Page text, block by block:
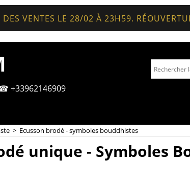
DES VENTES LE 28/02 À 23H59.
+33962146909
> Ecusson brodé - symboles bouddhistes
unique - Symboles